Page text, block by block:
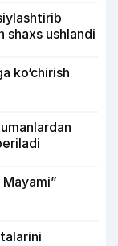
shaxs ushlandi
ko‘chirish